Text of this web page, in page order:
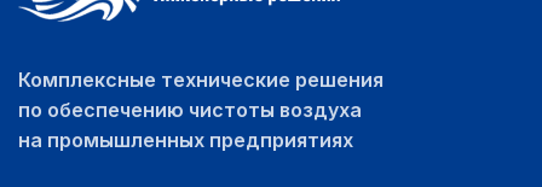
Комплексные технические решения
по обеспечению чистоты воздуха
на промышленных предприятиях